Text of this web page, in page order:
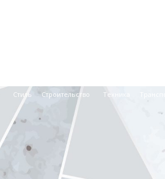
Стиль Строительство Техника